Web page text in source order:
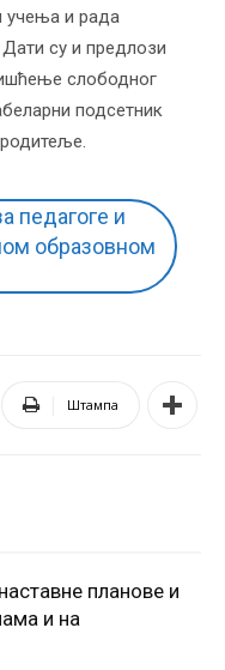
учења и рада
су и предлози
слободног
подсетник
педагоге и
образовном
Штампа
планове и
и на